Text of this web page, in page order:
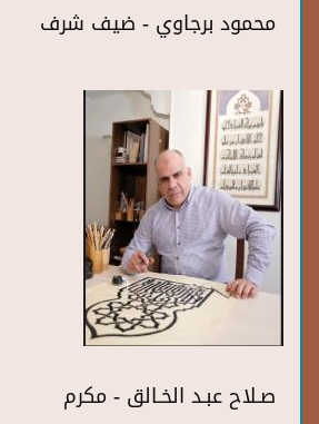
محمود برجاوي - ضيف شرف
صـلاح عبـد الخـالق - مكرم